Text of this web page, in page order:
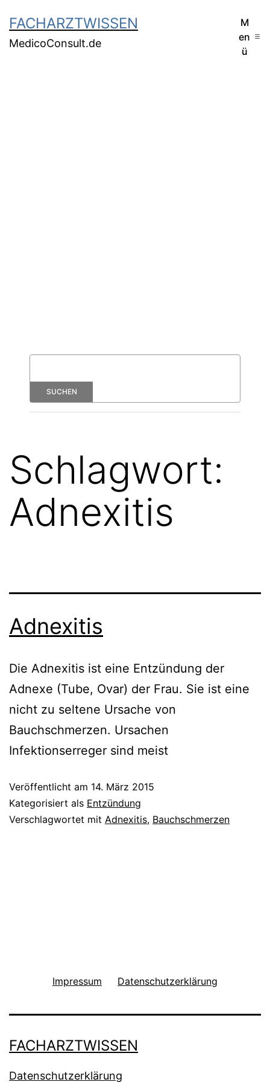
FACHARZTWISSEN
MedicoConsult.de
M
en
ü
Schlagwort:
Adnexitis
Adnexitis
Die Adnexitis ist eine Entzündung der
Adnexe (Tube, Ovar) der Frau. Sie ist eine
nicht zu seltene Ursache von
Bauchschmerzen. Ursachen
Infektionserreger sind meist
Veröffentlicht am 14. März 2015
Kategorisiert als Entzündung
Verschlagwortet mit Adnexitis, Bauchschmerzen
Impressum Datenschutzerklärung
FACHARZTWISSEN
Datenschutzerklärung